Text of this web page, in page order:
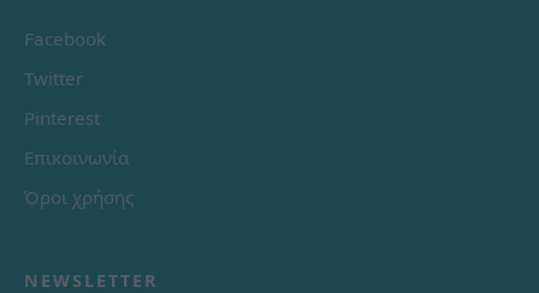
Facebook
Twitter
Pinterest
Επικοινωνία
Όροι χρήσης
NEWSLETTER